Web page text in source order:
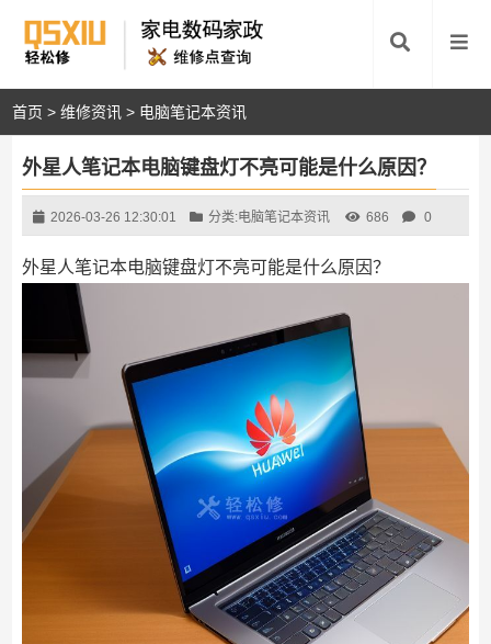
首页 >维修资讯 > 电脑笔记本资讯
外星人笔记本电脑键盘灯不亮可能是什么原因？
2026-03-26 12:30:01 分类:电脑笔记本资讯 686 0
外星人笔记本电脑键盘灯不亮可能是什么原因？